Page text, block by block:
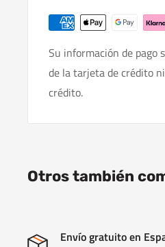
Su información de pago
de la tarjeta de crédito
crédito.
Otros también
Envío gratuito en